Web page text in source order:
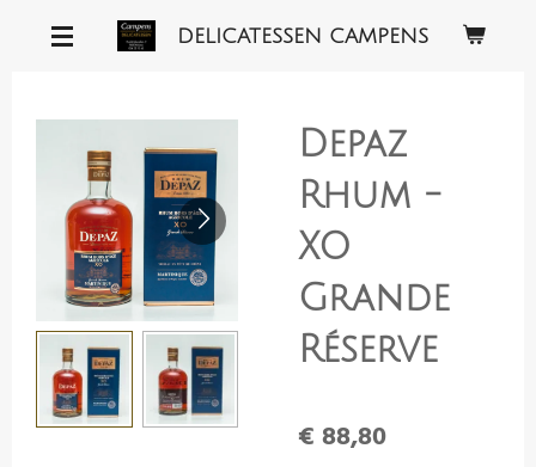
hoofdinhoud
DELICATESSEN CAMPENS
Depaz
Rhum -
XO
Grande
Réserve
€ 88,80